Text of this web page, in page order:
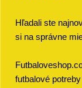
Hľadali ste
si na správne
futbalové